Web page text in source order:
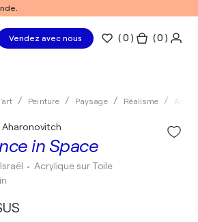
Vendez avec nous (0 ) ( 0 )
Peinture Paysage Réalisme
in Space
•Acrylique sur Toile